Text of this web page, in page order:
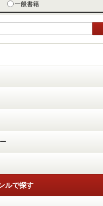
一般書籍
ルで探す